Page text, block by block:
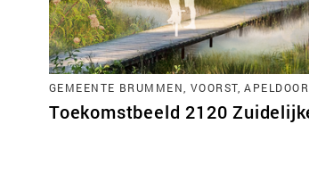
GEMEENTE BRUMMEN, VOORST,
Toekomstbeeld 2120